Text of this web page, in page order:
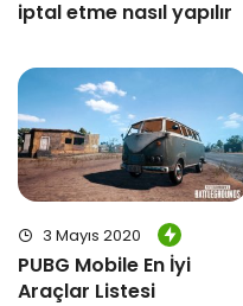
iptal etme nasıl yapılır
3 Mayıs 2020
PUBG Mobile En İyi
Araçlar Listesi